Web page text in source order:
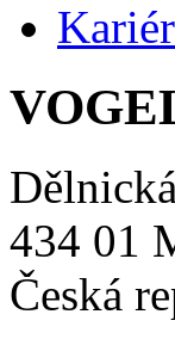
434 01
Česká